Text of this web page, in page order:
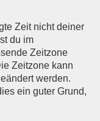
Zeit nicht deiner
du im
Zeitzone
Zeitzone kann
werden.
ein guter Grund,